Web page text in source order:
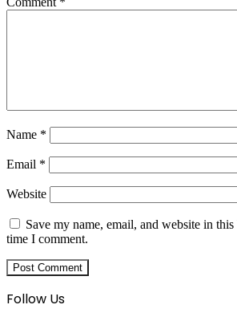
Name *
Email *
Website
Save my name, email, and website in
time I comment.
Follow Us